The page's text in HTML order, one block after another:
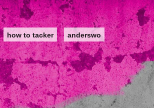
how to tacker anderswo